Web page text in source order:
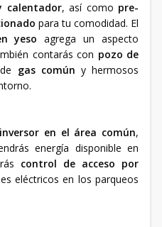
calentador, así como pre-
para tu comodidad. El
yeso agrega un aspecto
contarás con pozo de
gas común y hermosos
inversor en el área común,
energía disponible en
control de acceso por
eléctricos en los parqueos